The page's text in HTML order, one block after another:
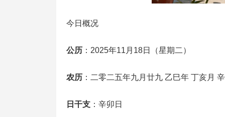
今日概况
公历 ：2025年11月18日（星期二）
农历 ：二零二五年九月廿九 乙巳年 丁亥月
日干支 ：辛卯日